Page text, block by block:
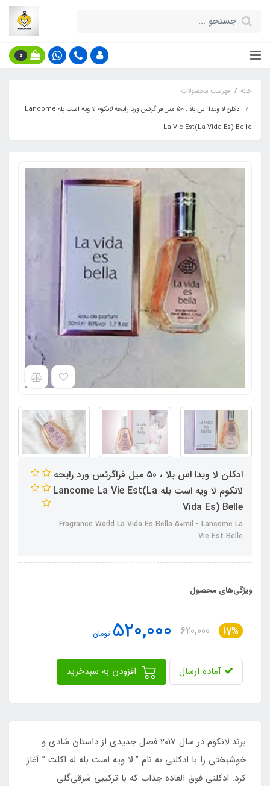
0
خانه
فهرست محصولات
ادکلن لا ویدا اس بلا ، 50 میل فراگرنس ورد رایحه لانکوم لا ویه است بله Lancome
La Vie Est(La Vida Es) Belle
ادکلن لا ویدا اس بلا ، 50 میل فراگرنس ورد رایحه
لانکوم لا ویه است بله Lancome La Vie Est(La
Vida Es) Belle
Fragrance World La Vida Es Bella 50mil - Lancome La
Vie Est Belle
ویژگی‌های محصول
17%
620,000
520,000 تومان
آماده ارسال
برند لانکوم در سال 2017 فصل جدیدی از داستان شادی و
خوشبختی را با ادکلنی به نام ” لا ویه است بله له اکلت ” آغاز
کرد. ادکلنی فوق العاده جذاب که با ترکیبی شرقی‌گلی